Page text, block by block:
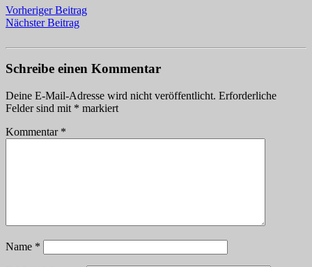
Vorheriger Beitrag
Nächster Beitrag
Schreibe einen Kommentar
Deine E-Mail-Adresse wird nicht veröffentlicht. Erforderliche
Felder sind mit * markiert
Kommentar *
Name *